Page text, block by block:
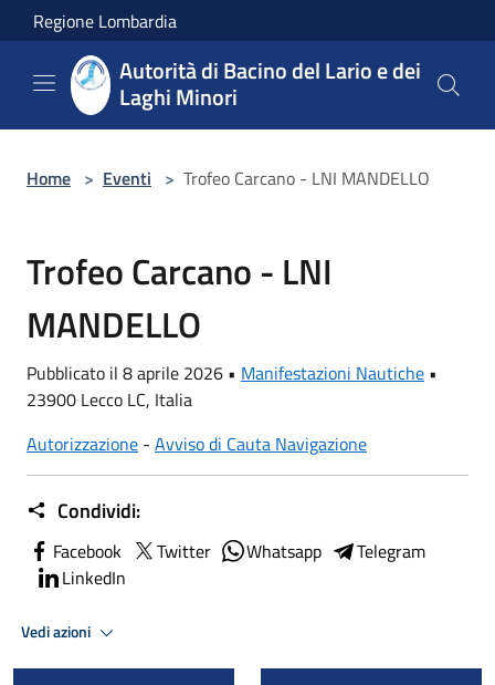
Salta al contenuto principale
Regione Lombardia
Autorità di Bacino del Lario e dei
Laghi Minori
Home > Eventi > Trofeo Carcano - LNI MANDELLO
Trofeo Carcano - LNI
MANDELLO
Pubblicato il 8 aprile 2026 • Manifestazioni Nautiche •
23900 Lecco LC, Italia
Autorizzazione - Avviso di Cauta Navigazione
Condividi:
Facebook Twitter Whatsapp
Telegram
LinkedIn
Vedi azioni